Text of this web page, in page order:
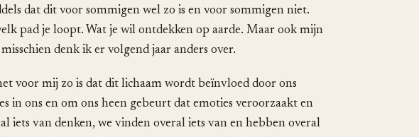
dat dit voor sommigen wel zo is en voor sommigen niet.
pad je loopt. Wat je wil ontdekken op aarde. Maar ook mijn
denk ik er volgend jaar anders over.
voor mij zo is dat dit lichaam wordt beïnvloed door ons
in ons en om ons heen gebeurt dat emoties veroorzaakt en
iets van denken, we vinden overal iets van en hebben overal